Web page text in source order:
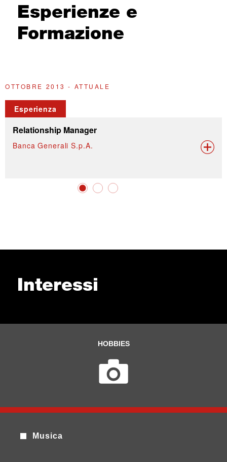
Esperienze e
Formazione
OTTOBRE 2013 - ATTUALE
Esperienza
Relationship Manager
Banca Generali S.p.A.
Interessi
HOBBIES
Musica